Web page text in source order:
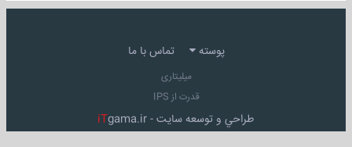
پوسته تماس با ما
میلیتاری
قدرت از IPS
طراحي و توسعه سايت - iTgama.ir